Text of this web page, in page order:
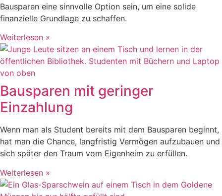
Bausparen eine sinnvolle Option sein, um eine solide
finanzielle Grundlage zu schaffen.
Weiterlesen »
Bausparen mit geringer
Einzahlung
Wenn man als Student bereits mit dem Bausparen beginnt,
hat man die Chance, langfristig Vermögen aufzubauen und
sich später den Traum vom Eigenheim zu erfüllen.
Weiterlesen »